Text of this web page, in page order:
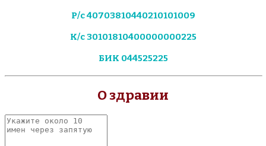
Р/с 40703810440210101009
К/с 30101810400000000225
БИК 044525225
О здравии
Укажите
около